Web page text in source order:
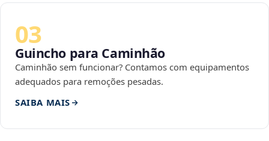
03
Guincho para Caminhão
Caminhão sem funcionar? Contamos com equipamentos
adequados para remoções pesadas.
SAIBA MAIS